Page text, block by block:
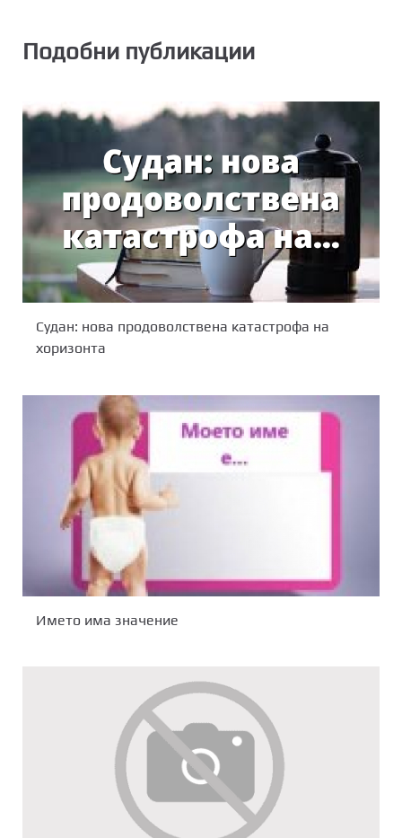
Подобни публикации
Судан: нова продоволствена катастрофа на
хоризонта
Името има значение